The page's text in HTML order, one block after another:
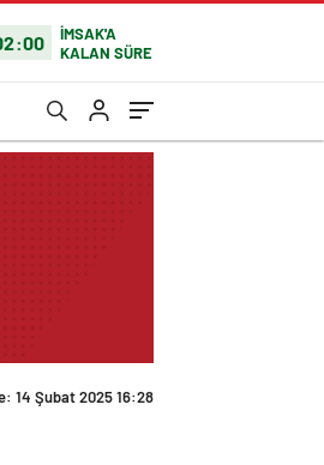
İMSAK'A
KALAN SÜRE
14 Şubat 2025 16:28